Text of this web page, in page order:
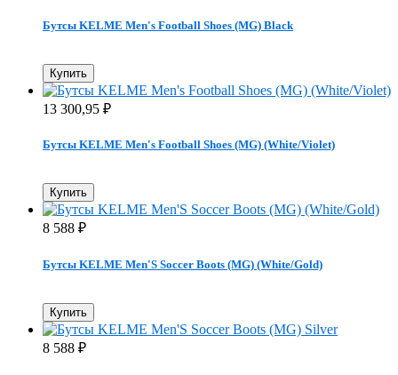
Бутсы KELME Men's Football Shoes (MG) Black
Купить
13 300,95 ₽
Бутсы KELME Men's Football Shoes (MG) (White/Violet)
Купить
8 588 ₽
Бутсы KELME Men'S Soccer Boots (MG) (White/Gold)
Купить
8 588 ₽